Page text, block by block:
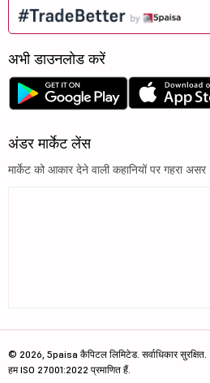
अभी डाउनलोड करें
अंडर मार्केट लेंस
मार्केट को आकार देने वाली कहानियों पर गहरा असर
© 2026, 5paisa कैपिटल लिमिटेड. सर्वाधिकार सुरक्षित.
हम ISO 27001:2022 प्रमाणित हैं.